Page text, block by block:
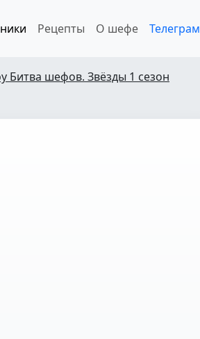
Рецепты О шефе Телеграм
Битва шефов. Звёзды 1 сезон